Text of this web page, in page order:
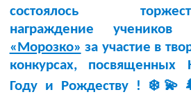
состоялось
награждение учеников
«Морозко» за участие в
конкурсах, посвященных
Году и Рождеству !